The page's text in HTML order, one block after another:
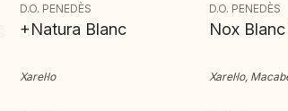
D.O. PENEDÈS
+Natura Blanc
Xarel·lo
D.O. PENEDÈS
Nox
Xarel·lo,